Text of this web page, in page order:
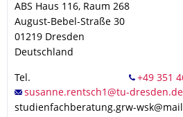
ABS Haus 116, Raum 268
August-Bebel-Straße 30
01219 Dresden
Deutschland
Tel.
studienfachberatung.grw-